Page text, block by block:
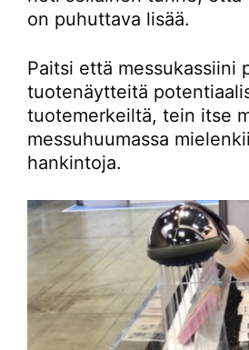
on puhuttava lisää.
Paitsi että messukassiini
tuotenäytteitä
tuotemerkeiltä, tein itse
messuhuumassa
hankintoja.